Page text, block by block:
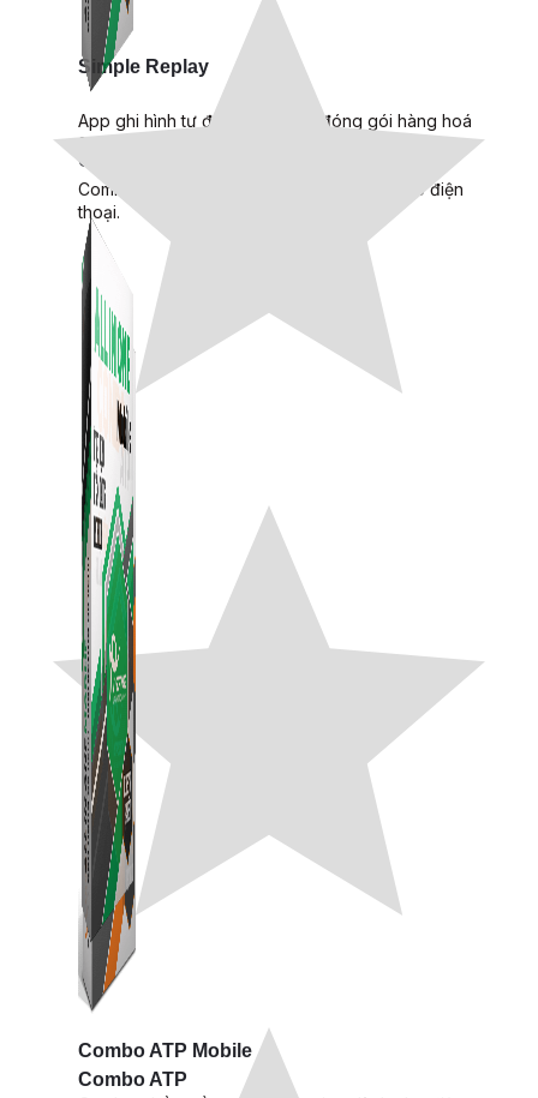
Combo ATP Mobile
Combo phần mềm mềm Marketing dành cho điện
thoại.
Combo ATP
Simple Replay
App ghi hình tự động quy trình đóng gói hàng hoá
Shopee, Lazada, Tiktokshop
Combo ATP Mobile